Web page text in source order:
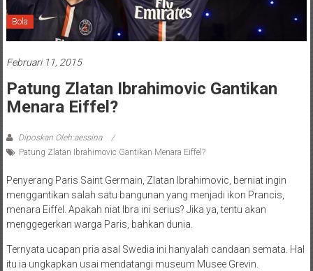
Bola
Februari 11, 2015
Patung Zlatan Ibrahimovic Gantikan
Menara Eiffel?
Diposkan Oleh:aessina
Patung Zlatan Ibrahimovic Gantikan Menara Eiffel?
Penyerang Paris Saint Germain, Zlatan Ibrahimovic, berniat ingin
menggantikan salah satu bangunan yang menjadi ikon Prancis,
menara Eiffel. Apakah niat Ibra ini serius? Jika ya, tentu akan
menggegerkan warga Paris, bahkan dunia.
Ternyata ucapan pria asal Swedia ini hanyalah candaan semata. Hal
itu ia ungkapkan usai mendatangi museum Musee Grevin.